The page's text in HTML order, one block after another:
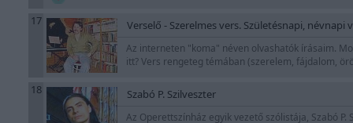
17 Verselő - Szerelmes vers. Születésnapi,
Az interneten "koma" néven olvashatók írásaim.
itt? Vers rengeteg témában (szerelem, fájdalom,
18 Szabó P. Szilveszter
Az Operettszínház egyik vezető szólistája, Szabó